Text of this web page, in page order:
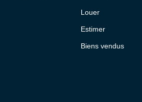
Louer
Estimer
Biens vendus